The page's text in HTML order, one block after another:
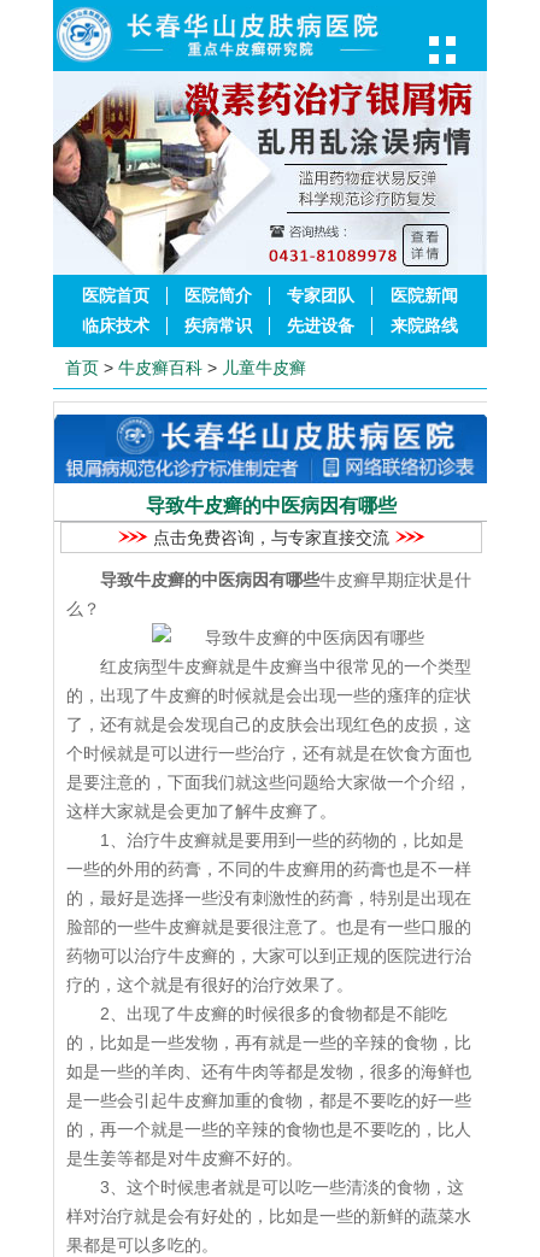
医院首页 医院简介 专家团队
医院新闻
临床技术
疾病常识 先进设备 来院路线
首页 > 牛皮癣百科 > 儿童牛皮癣
导致牛皮癣的中医病因有哪些
点击免费咨询，与专家直接交流
导致牛皮癣的中医病因有哪些牛皮癣早期症状是什
么？
红皮病型牛皮癣就是牛皮癣当中很常见的一个类型
的，出现了牛皮癣的时候就是会出现一些的瘙痒的症状
了，还有就是会发现自己的皮肤会出现红色的皮损，这
个时候就是可以进行一些治疗，还有就是在饮食方面也
是要注意的，下面我们就这些问题给大家做一个介绍，
这样大家就是会更加了解牛皮癣了。
1、治疗牛皮癣就是要用到一些的药物的，比如是
一些的外用的药膏，不同的牛皮癣用的药膏也是不一样
的，最好是选择一些没有刺激性的药膏，特别是出现在
脸部的一些牛皮癣就是要很注意了。也是有一些口服的
药物可以治疗牛皮癣的，大家可以到正规的医院进行治
疗的，这个就是有很好的治疗效果了。
2、出现了牛皮癣的时候很多的食物都是不能吃
的，比如是一些发物，再有就是一些的辛辣的食物，比
如是一些的羊肉、还有牛肉等都是发物，很多的海鲜也
是一些会引起牛皮癣加重的食物，都是不要吃的好一些
的，再一个就是一些的辛辣的食物也是不要吃的，比人
是生姜等都是对牛皮癣不好的。
3、这个时候患者就是可以吃一些清淡的食物，这
样对治疗就是会有好处的，比如是一些的新鲜的蔬菜水
果都是可以多吃的。